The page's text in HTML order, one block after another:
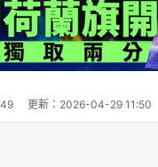
更新： 2026-04-29 11:50